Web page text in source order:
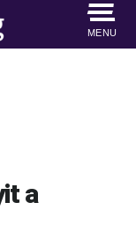
MENU
a